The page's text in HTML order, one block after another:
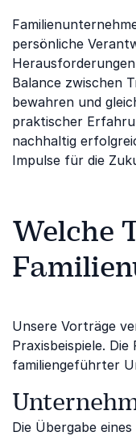
persönliche
Balance zwischen
bewahren und
praktischer
nachhaltig
Impulse für die
Welche
Unsere Vorträge
Praxisbeispiele.
familiengeführter
Die Übergabe